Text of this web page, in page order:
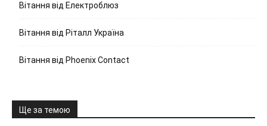
Вітання від Електроблюз
Вітання від Ріталл Україна
Вітання від Phoenix Contact
Ще за темою